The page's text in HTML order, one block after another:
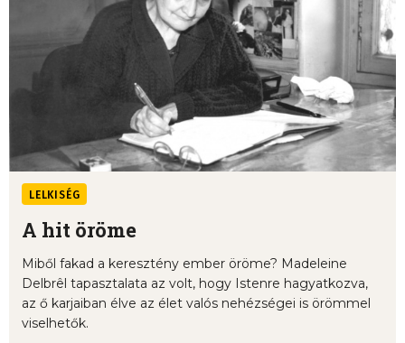
LELKISÉG
A hit öröme
Miből fakad a keresztény ember öröme? Madeleine
Delbrêl tapasztalata az volt, hogy Istenre hagyatkozva,
az ő karjaiban élve az élet valós nehézségei is örömmel
viselhetők.